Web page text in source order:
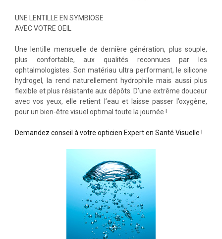
UNE LENTILLE EN SYMBIOSE
AVEC VOTRE OEIL
Une lentille mensuelle de dernière génération, plus souple,
plus confortable, aux qualités reconnues par les
ophtalmologistes. Son matériau ultra performant, le silicone
hydrogel, la rend naturellement hydrophile mais aussi plus
flexible et plus résistante aux dépôts. D’une extrême douceur
avec vos yeux, elle retient l’eau et laisse passer l’oxygène,
pour un bien-être visuel optimal toute la journée !
Demandez conseil à votre opticien Expert en Santé Visuelle !